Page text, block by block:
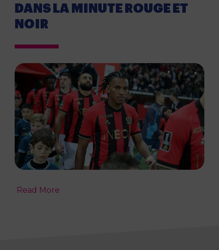
DANS LA MINUTE ROUGE ET
NOIR
Read More